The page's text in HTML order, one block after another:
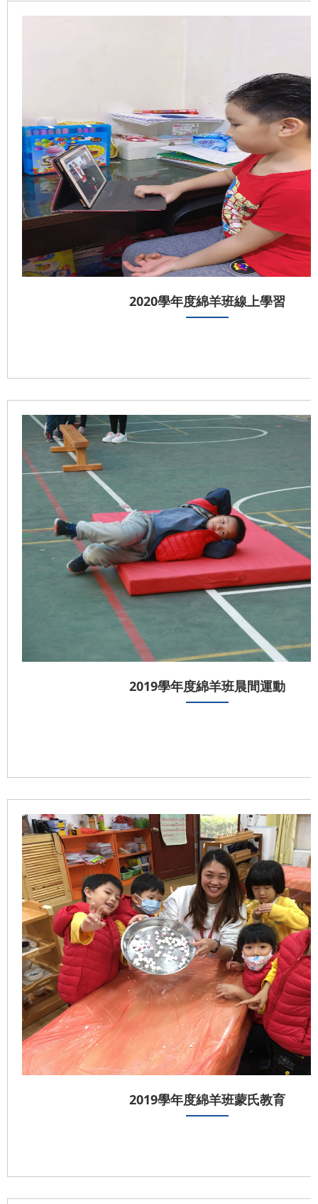
2020學年度綿羊班線上學習
2019學年度綿羊班晨間運動
2019學年度綿羊班蒙氏教育